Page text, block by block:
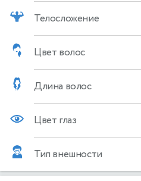
Телосложение
Цвет волос
Длина волос
Цвет глаз
Тип внешности